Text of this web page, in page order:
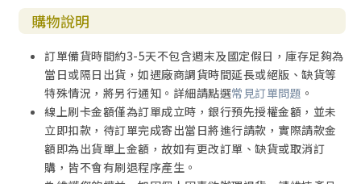
63 當孝敬你的母親
64 最快樂的日子
66 作一名基督徒並不難
67 以血封印
68 我是上帝
69 如果你告訴別人，人們會殺了你
70 一個小女孩能造成甚麼危害？
71 基督的使者
72 永恆榮耀的冠冕
購物說明
訂單備貨時間約3-5天不包含週末及國定假日，庫存足夠為
當日或隔日出貨，如遇廠商調貨時間延長或絕版、缺貨等
特殊情況，將另行通知。詳細請點選常見訂單問題 。
線上刷卡金額僅為訂單成立時，銀行預先授權金額，並未
立即扣款，待訂單完成寄出當日將進行請款，實際請款金
額即為出貨單上金額，故如有更改訂單、缺貨或取消訂
購，皆不會有刷退程序產生。